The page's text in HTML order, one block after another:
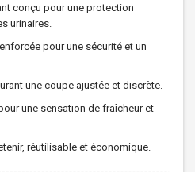
conçu pour une protection
urinaires.
pour une sécurité et un
une coupe ajustée et discrète.
une sensation de fraîcheur et
réutilisable et économique.